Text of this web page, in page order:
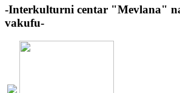
-Interkulturni centar "Mevlana"
vakufu-